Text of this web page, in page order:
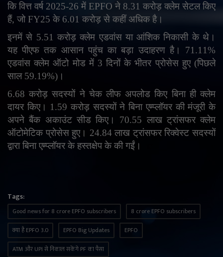
कि वित्त वर्ष 2025-26 में EPFO ने 8.31 करोड़ क्लेम सेटल किए
हैं, जोFY25 के 6.01 करोड़ से कहीं अधिक है।
इनमें से 5.51 करोड़ क्लेम एडवांस या आंशिक निकासी के थे।
यह पीएफ तक आसान पहुंच का बड़ा उदाहरण है। 71.11%
एडवांस क्लेम ऑटो मोड में 3 दिनों के भीतर प्रोसेस हुए (पिछले
साल 59.19%)।
6.68 करोड़ सदस्यों ने चेक लीफ अपलोड किए बिना ही क्लेम
दायर किए। 1.59 करोड़ सदस्यों ने बिना एम्प्लॉयर की मंजूरी के
अपने बैंक अकाउंट सीड किए। 70.55 लाख ट्रांसफर क्लेम
ऑटोमेटिक प्रोसेस हुए। 24.84 लाख ट्रांसफर रिक्वेस्ट सदस्यों
द्वारा बिना एम्प्लॉयर के हस्तक्षेप के की गईं।
Tags:
Good news for 8 crore EPFO ​​subscribers
8 crore EPFO ​​subscribers
क्या है EPFO 3.0
EPFO Big Updates
EPFO
ATM और UPI से निकाल सकेंगे PF का पैसा